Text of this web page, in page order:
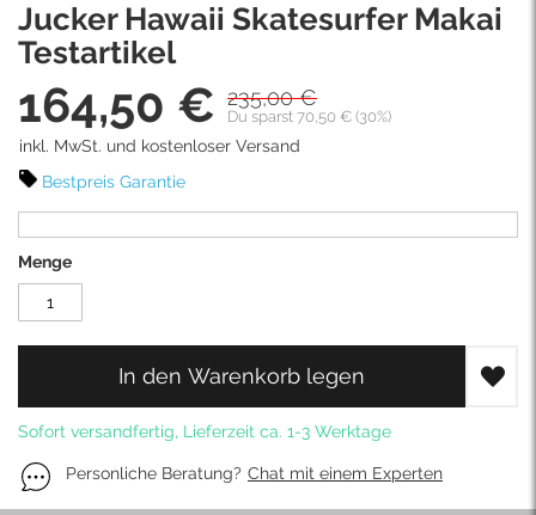
Jucker Hawaii Skatesurfer Makai
Testartikel
235,00 €
Du sparst 70,50 € (30%)
Sonderpreis
164,50 €
inkl. MwSt. und kostenloser Versand
Bestpreis Garantie
Menge
In den Warenkorb legen
Sofort versandfertig, Lieferzeit ca. 1-3 Werktage
Personliche Beratung? Chat mit einem Experten
to
the
beginning
of
the
images